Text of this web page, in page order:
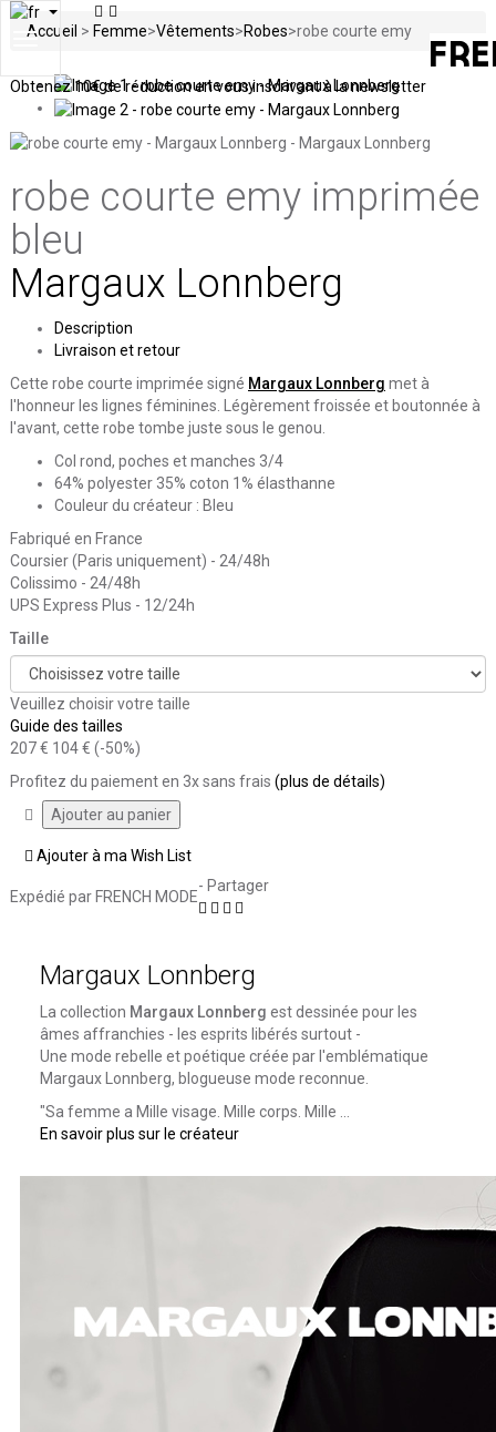
Toggle
Obtenez10€ de réduction en vous inscrivant à la newsletter
Accueil > Femme>Vêtements>Robes>robe courte emy
robe courte emy imprimée
bleu
Margaux Lonnberg
Description
Livraison et retour
Cette robe courte imprimée signé Margaux Lonnberg met à
l'honneur les lignes féminines. Légèrement froissée et boutonnée à
l'avant, cette robe tombe juste sous le genou.
Col rond, poches et manches 3/4
64% polyester 35% coton 1% élasthanne
Couleur du créateur : Bleu
Fabriqué en France
Coursier (Paris uniquement) - 24/48h
Colissimo - 24/48h
UPS Express Plus - 12/24h
Taille
Veuillez choisir votre taille
Guide des tailles
207 € 104 € (-50%)
Profitez du paiement en 3x sans frais (plus de détails)
Ajouter à ma Wish List
Expédié par FRENCH MODE
- Partager
Margaux Lonnberg
La collection Margaux Lonnberg est dessinée pour les
âmes affranchies - les esprits libérés surtout -
Une mode rebelle et poétique créée par l'emblématique
Margaux Lonnberg, blogueuse mode reconnue.
"Sa femme a Mille visage. Mille corps. Mille ...
En savoir plus sur le créateur